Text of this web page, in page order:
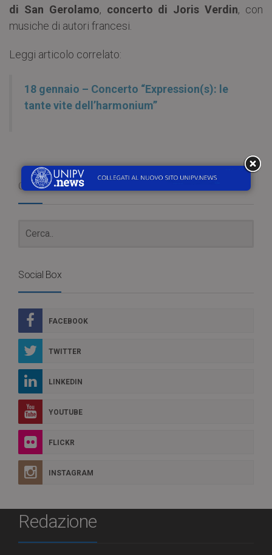
di San Gerolamo, concerto di Joris Verdin, con
musiche di autori francesi.
Leggi articolo correlato:
18 gennaio – Concerto “Expression(s): le
tante vite dell’harmonium”
Cerca
Social Box
FACEBOOK
TWITTER
LINKEDIN
YOUTUBE
FLICKR
INSTAGRAM
Redazione